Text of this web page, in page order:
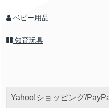
ベビー用品
知育玩具
Yahoo!ショッピング/